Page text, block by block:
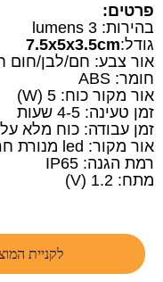
פרטים:
בהירות: 3 lumens
גודל:7.5x5x3.5cm
אור צבע: חם/לבן/חום
חומר: ABS
אור מקור כוח: 5 (W)
זמן טעינה: 4-5 שעות
זמן עבודה: כוח מלא על 8-10h
אור מקור: led מנורת חרוז
רמת הגנה: IP65
מתח: 1.2 (V)
לקניית